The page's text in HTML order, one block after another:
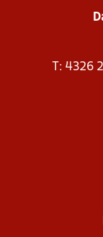
T: 4326